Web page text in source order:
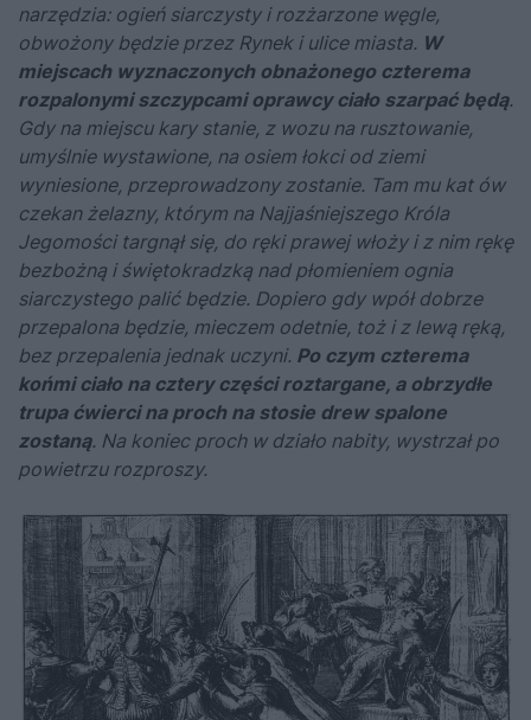
narzędzia: ogień siarczysty i rozżarzone węgle,
obwożony będzie przez Rynek i ulice miasta. W
miejscach wyznaczonych obnażonego czterema
rozpalonymi szczypcami oprawcy ciało szarpać będą.
Gdy na miejscu kary stanie, z wozu na rusztowanie,
umyślnie wystawione, na osiem łokci od ziemi
wyniesione, przeprowadzony zostanie. Tam mu kat ów
czekan żelazny, którym na Najjaśniejszego Króla
Jegomości targnął się, do ręki prawej włoży i z nim rękę
bezbożną i świętokradzką nad płomieniem ognia
siarczystego palić będzie. Dopiero gdy wpół dobrze
przepalona będzie, mieczem odetnie, toż i z lewą ręką,
bez przepalenia jednak uczyni. Po czym czterema
końmi ciało na cztery części roztargane, a obrzydłe
trupa ćwierci na proch na stosie drew spalone
zostaną. Na koniec proch w działo nabity, wystrzał po
powietrzu rozproszy.